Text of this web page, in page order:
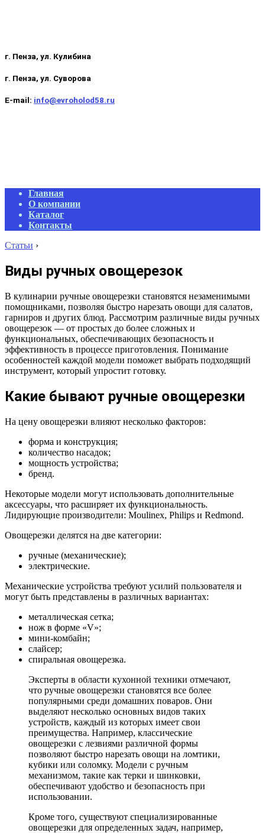
г. Пенза, ул. Кулибина
г. Пенза, ул. Суворова
E-mail: info@evroholod58.ru
Primary
Navigation
Menu
Главная
О компании
Каталог
Контакты
Статьи ›
Виды ручных овощерезок
В кулинарии ручные овощерезки становятся незаменимыми
помощниками, позволяя быстро нарезать овощи для салатов,
гарниров и других блюд. Рассмотрим различные виды ручных
овощерезок — от простых до более сложных и
функциональных, обеспечивающих безопасность и
эффективность в процессе приготовления. Понимание
особенностей каждой модели поможет выбрать подходящий
инструмент, который упростит готовку.
Какие бывают ручные овощерезки
На цену овощерезки влияют несколько факторов:
форма и конструкция;
количество насадок;
мощность устройства;
бренд.
Некоторые модели могут использовать дополнительные
аксессуары, что расширяет их функциональность.
Лидирующие производители: Moulinex, Philips и Redmond.
Овощерезки делятся на две категории:
ручные (механические);
электрические.
Механические устройства требуют усилий пользователя и
могут быть представлены в различных вариантах:
металлическая сетка;
нож в форме «V»;
мини-комбайн;
слайсер;
спиральная овощерезка.
Эксперты в области кухонной техники отмечают,
что ручные овощерезки становятся все более
популярными среди домашних поваров. Они
выделяют несколько основных видов таких
устройств, каждый из которых имеет свои
преимущества. Например, классические
овощерезки с лезвиями различной формы
позволяют быстро нарезать овощи на ломтики,
кубики или соломку. Модели с ручным
механизмом, такие как терки и шинковки,
обеспечивают удобство и безопасность при
использовании.
Кроме того, существуют специализированные
овощерезки для определенных задач, например,